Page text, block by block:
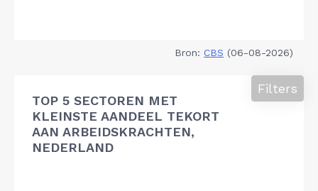
Bron: CBS (06-08-2026)
TOP 5 SECTOREN MET
KLEINSTE AANDEEL TEKORT
AAN ARBEIDSKRACHTEN,
NEDERLAND
Filters